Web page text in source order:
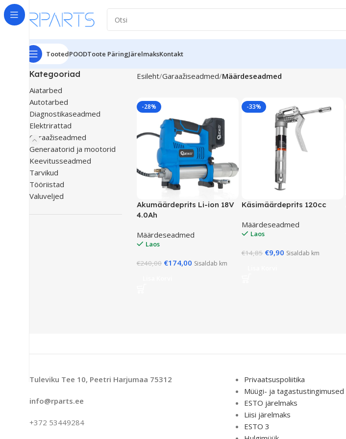
TootedPOODToote PäringJärelmaksKontakt
Kategooriad
Aiatarbed
Autotarbed
Diagnostikaseadmed
Elektrirattad
Garaažiseadmed
Generaatorid ja mootorid
Keevitusseadmed
Tarvikud
Tööriistad
Valuveljed
Esileht Garaažiseadmed Määrdeseadmed
-28%
Akumäärdeprits Li-ion 18V
4.0Ah
Määrdeseadmed
Laos
€240,00 €174,00 Sisaldab km
-33%
Käsimäärdeprits 120cc
Määrdeseadmed
Laos
€14,85 €9,90 Sisaldab km
Tuleviku Tee 10, Peetri Harjumaa 75312
info@rparts.ee
+372 53449284
Privaatsuspoliitika
Müügi- ja tagastustingimused
ESTO järelmaks
Liisi järelmaks
ESTO 3